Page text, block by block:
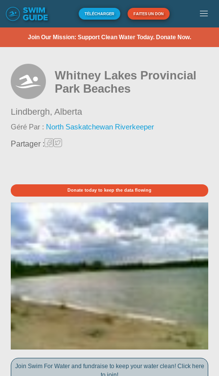
TÉLÉCHARGER FAITES UN DON
Join Our Mission: Support Clean Water Today. Donate Now.
Whitney Lakes Provincial
Park Beaches
Lindbergh,Alberta
Géré Par : North Saskatchewan Riverkeeper
Partager :
Donate today to keep the data flowing
Join Swim For Water and fundraise to keep your water clean! Click here